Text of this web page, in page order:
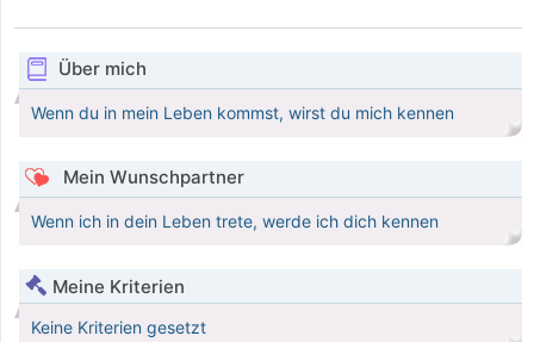
Über mich
Wenn du in mein Leben kommst, wirst du mich kennen
Mein Wunschpartner
Wenn ich in dein Leben trete, werde ich dich kennen
Meine Kriterien
Keine Kriterien gesetzt